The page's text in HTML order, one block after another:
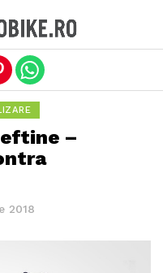
–
2018